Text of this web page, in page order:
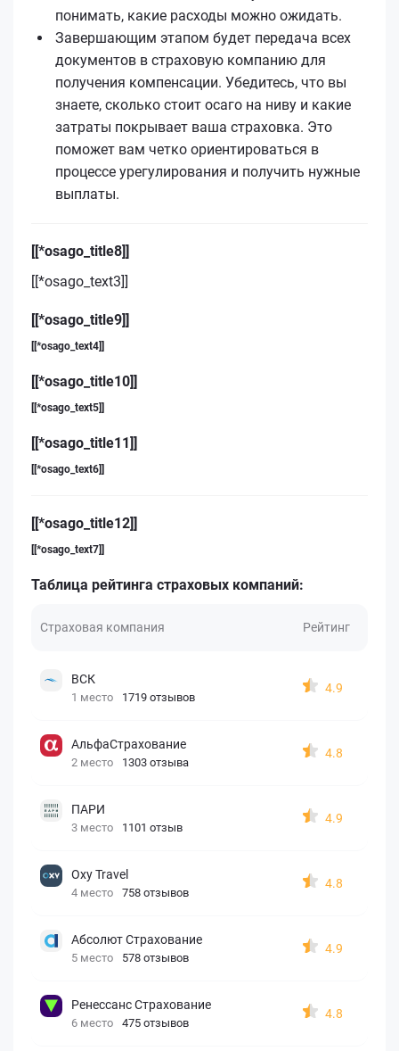
понимать, какие расходы можно ожидать.
Завершающим этапом будет передача всех
документов в страховую компанию для
получения компенсации. Убедитесь, что вы
знаете, сколько стоит осаго на ниву и какие
затраты покрывает ваша страховка. Это
поможет вам четко ориентироваться в
процессе урегулирования и получить нужные
выплаты.
[[*osago_title8]]
[[*osago_text3]]
[[*osago_title9]]
[[*osago_text4]]
[[*osago_title10]]
[[*osago_text5]]
[[*osago_title11]]
[[*osago_text6]]
[[*osago_title12]]
[[*osago_text7]]
Таблица рейтинга страховых компаний:
Страховая компания Рейтинг
ВСК
1 место 1719 отзывов
4.9
АльфаСтрахование
2 место 1303 отзыва
4.8
ПАРИ
3 место 1101 отзыв
4.9
Oxy Travel
4 место 758 отзывов
4.8
Абсолют Страхование
5 место 578 отзывов
4.9
Ренессанс Страхование
6 место 475 отзывов
4.8